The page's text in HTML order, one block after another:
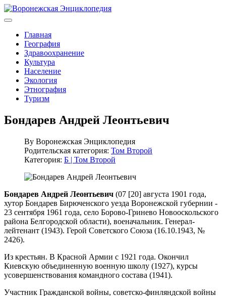
Главная
География
Здравоохранение
Культура
Население
Экология
Этнография
Туризм
Бондарев Андрей Леонтьевич
By Воронежская Энциклопедия
Родительская категория: Том Второй
Категория: Б | Том Второй
Бондарев Андрей Леонтьевич (07 [20] августа 1901 года,
хутор Бондарев Бирюченского уезда Воронежской губернии -
23 сентября 1961 года, село Борово-Гринево Новооскольского
района Белгородской области), военачальник. Генерал-
лейтенант (1943). Герой Советского Союза (16.10.1943, №
2426).
Из крестьян. В Красной Армии с 1921 года. Окончил
Киевскую объединенную военную школу (1927), курсы
усовершенствования командного состава (1941).
Участник Гражданской войны, советско-финляндской войны